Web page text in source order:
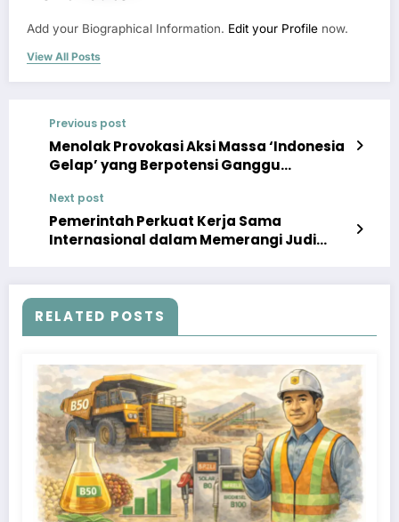
Add your Biographical Information. Edit your Profile now.
View All Posts
Previous post
Menolak Provokasi Aksi Massa ‘Indonesia
Gelap’ yang Berpotensi Ganggu
Next post
Pemerintah Perkuat Kerja Sama
Internasional dalam Memerangi Judi
RELATED POSTS